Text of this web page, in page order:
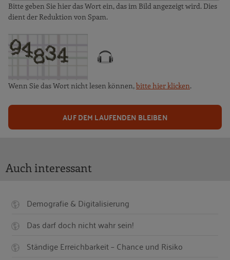
Bitte geben Sie hier das Wort ein, das im Bild angezeigt wird. Dies
dient der Reduktion von Spam.
Wenn Sie das Wort nicht lesen können,bitte hier klicken.
AUF DEM LAUFENDEN BLEIBEN
Auch interessant
Demografie & Digitalisierung
Das darf doch nicht wahr sein!
Ständige Erreichbarkeit – Chance und Risiko